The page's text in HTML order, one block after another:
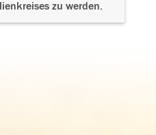
zu werden.